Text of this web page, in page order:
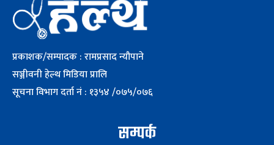
प्रकाशक/सम्पादक : रामप्रसाद न्यौपाने
सञ्जीवनी हेल्थ मिडिया प्रालि
सूचना विभाग दर्ता नं : १३५४ /०७५/०७६
सम्पर्क